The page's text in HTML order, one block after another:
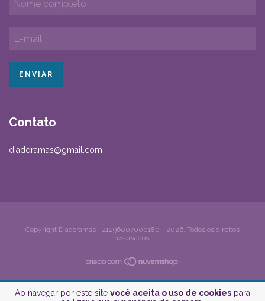
Ao navegar por este site você aceita o uso de cookies para
Contato
diadoramas@gmail.com
Copyright Diadoramas - 41296007000180 - 2026. Todos os direitos
reservados.